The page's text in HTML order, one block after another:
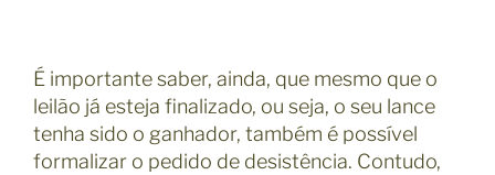
É importante saber, ainda, que mesmo que o
leilão já esteja finalizado, ou seja, o seu lance
tenha sido o ganhador, também é possível
formalizar o pedido de desistência. Contudo,